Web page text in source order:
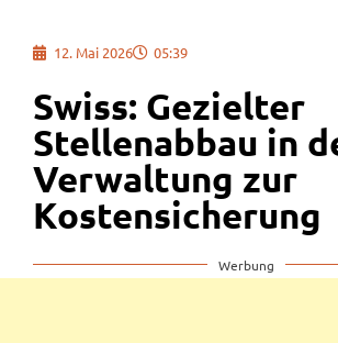
12. Mai 2026 05:39
Swiss: Gezielter
Stellenabbau in
Verwaltung zur
Kostensicherung
Werbung